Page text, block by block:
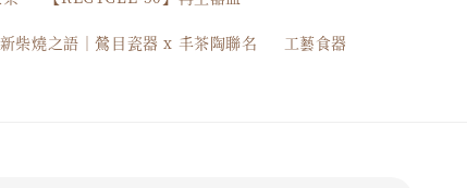
柴燒之語｜鶯目瓷器 x 丰茶陶聯名 工藝食器